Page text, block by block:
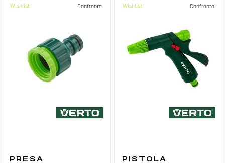
Wishlist Confronta
PRESA
Wishlist Confronta
PISTOLA